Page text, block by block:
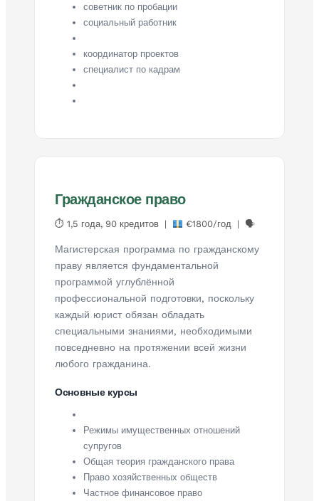
советник по пробации
социальный работник
координатор проектов
специалист по кадрам
Гражданское право
⏱ 1,5 года, 90 кредитов | €1800/год | 🗣
Магистерская программа по гражданскому
праву является фундаментальной
программой углублённой
профессиональной подготовки, поскольку
каждый юрист обязан обладать
специальными знаниями, необходимыми
повседневно на протяжении всей жизни
любого гражданина.
Основные курсы
Режимы имущественных отношений
супругов
Общая теория гражданского права
Право хозяйственных обществ
Частное финансовое право